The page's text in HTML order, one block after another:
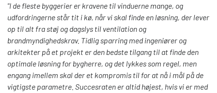
"I de fleste byggerier er kravene til vinduerne mange, og
udfordringerne står tit i kø, når vi skal finde en løsning, der lever
op til alt fra støj og dagslys til ventilation og
brandmyndighedskrav. Tidlig sparring med ingeniører og
arkitekter på et projekt er den bedste tilgang til at finde den
optimale løsning for bygherre, og det lykkes som regel, men
engang imellem skal der et kompromis til for at nå i mål på de
vigtigste parametre. Succesraten er altid højest, hvis vi er med